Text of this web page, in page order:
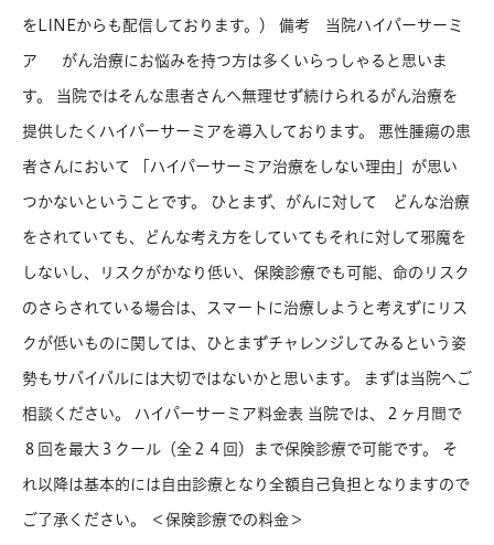
をLINEからも配信しております。） 備考 当院ハイパーサーミ
ア がん治療にお悩みを持つ方は多くいらっしゃると思いま
す。 当院ではそんな患者さんへ無理せず続けられるがん治療を
提供したくハイパーサーミアを導入しております。 悪性腫瘍の患
者さんにおいて 「ハイパーサーミア治療をしない理由」が思い
つかないということです。 ひとまず、がんに対して どんな治療
をされていても、どんな考え方をしていてもそれに対して邪魔を
しないし、リスクがかなり低い、保険診療でも可能、命のリスク
のさらされている場合は、スマートに治療しようと考えずにリス
クが低いものに関しては、ひとまずチャレンジしてみるという姿
勢もサバイバルには大切ではないかと思います。 まずは当院へご
相談ください。 ハイパーサーミア料金表 当院では、２ヶ月間で
８回を最大３クール（全２４回）まで保険診療で可能です。 そ
れ以降は基本的には自由診療となり全額自己負担となりますので
ご了承ください。 ＜保険診療での料金＞